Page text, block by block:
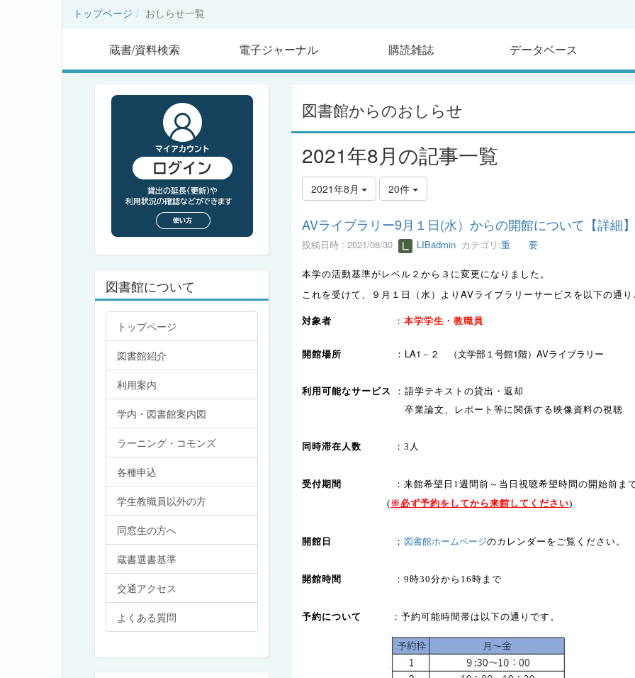
トップページ おしらせ一覧
蔵書/資料検索 電子ジャーナル 購読雑誌 データベース
図書館からのおしらせ
2021年8月の記事一覧
2021年8月 20件
AVライブラリー9月１日(水）からの開館について【詳細】
投稿日時 : 2021/08/30 LIBadmin カテゴリ:重 要
本学の活動基準がレベル２から３に変更になりました。
これを受けて、９月１日（水）よりAVライブラリーサービスを以下の通
対象者 ： 本学学生・教職員
開館場所 ： LA1－２ （文学部１号館1階）AVライブラリー
利用可能なサービス
：語学テキストの貸出・返却
卒業論文、レポート等に関係する映像資料の視聴
同時滞在人数 ：3人
受付期間
：来館希望日1週間前～当日視聴希望時間の開始前ま
( ※必ず予約をしてから来館してください)
開館日 ： 図書館ホームページのカレンダーをご覧ください。
開館時間 ：9時30分から16時まで
予約について ：予約可能時間帯は以下の通りです。
図書館について
トップページ
図書館紹介
利用案内
学内・図書館案内図
ラーニング・コモンズ
各種申込
学生教職員以外の方
同窓生の方へ
蔵書選書基準
交通アクセス
よくある質問